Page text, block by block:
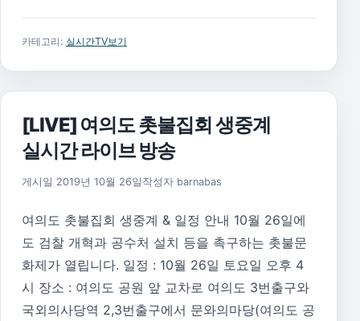
카테고리: 실시간TV보기
[LIVE] 여의도 촛불집회 생중계
실시간 라이브 방송
게시일 2019년 10월 26일 2026년 8월 1일
작성자 barnabas
여의도 촛불집회 생중계 & 일정 안내 10월 26일에
도 검찰 개혁과 공수처 설치 등을 촉구하는 촛불문
화제가 열립니다. 일정 : 10월 26일 토요일 오후 4
시 장소 : 여의도 공원 앞 교차로 여의도 3번출구와
국외의사당역 2,3번출구에서 문와의마당(여의도 공